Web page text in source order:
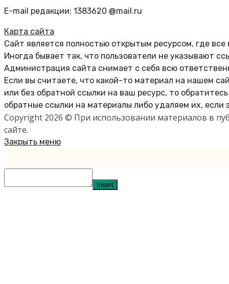
E-mail редакции: 1383620 @mail.ru
Карта сайта
Сайт является полностью открытым ресурсом, где
Иногда бывает так, что пользователи не указывают
Администрация сайта снимает с себя всю
Если вы считаете, что какой-то материал на нашем
или без обратной ссылки на ваш ресурс, то
обратные ссылки на материалы либо удаляем их, если
Copyright 2026 © При использовании материалов в
сайте.
Закрыть меню
Insert